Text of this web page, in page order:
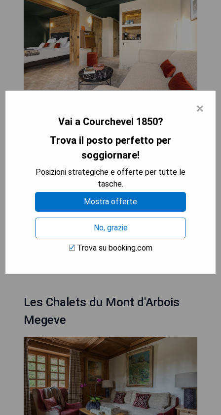
- Posizione nel cuore di Courchevel
- Accesso a piscina, bagno turco e sauna
- Varie trattamenti di bellezza e massaggi
disponibili
Cons:
- Può essere costoso
- La connessione WiFi potrebbe non essere
Les Chalets du Mont d'Arbois
Megeve
×
Vai a Courchevel 1850?
Trova il posto perfetto per
soggiornare!
Posizioni strategiche e offerte per tutte le
tasche.
Mostra offerte
No, grazie
Trova su booking.com